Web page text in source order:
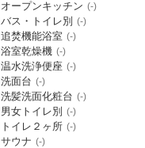
オープンキッチン (-)
バス・トイレ別 (-)
追焚機能浴室 (-)
浴室乾燥機 (-)
温水洗浄便座 (-)
洗面台 (-)
洗髪洗面化粧台 (-)
男女トイレ別 (-)
トイレ２ヶ所 (-)
サウナ (-)